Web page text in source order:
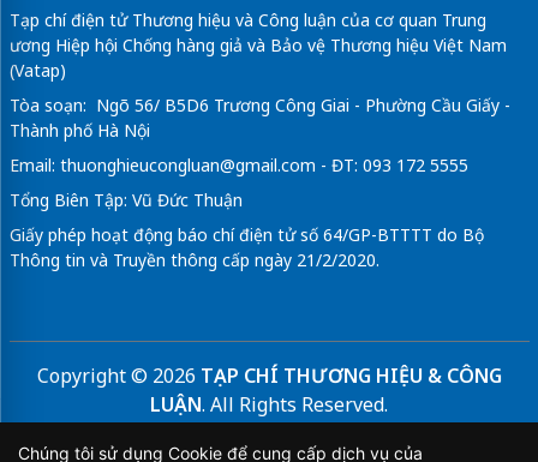
Tạp chí điện tử Thương hiệu và Công luận của cơ quan Trung
ương Hiệp hội Chống hàng giả và Bảo vệ Thương hiệu Việt Nam
(Vatap)
Tòa soạn: Ngõ 56/ B5D6 Trương Công Giai - Phường Cầu Giấy -
Thành phố Hà Nội
Email: thuonghieucongluan@gmail.com - ĐT: 093 172 5555
Tổng Biên Tập: Vũ Đức Thuận
Giấy phép hoạt động báo chí điện tử số 64/GP-BTTTT do Bộ
Thông tin và Truyền thông cấp ngày 21/2/2020.
Copyright © 2026 TẠP CHÍ THƯƠNG HIỆU & CÔNG
LUẬN. All Rights Reserved.
Bản quyền thuộc Tạp chí Thương hiệu và Công luận. Cấm
Chúng tôi sử dụng Cookie để cung cấp dịch vụ của